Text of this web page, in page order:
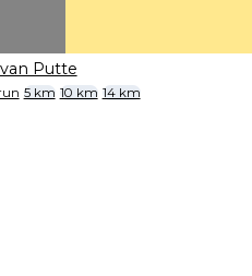
Putte
5 km 10 km 14 km